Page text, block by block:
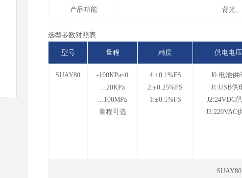
产品功能 背光
选型参数对照表
型号 量程 精度 供电电压
SUAY80
-100KPa~0
...20KPa
...100MPa
量程可选
4:±0.1%FS
2:±0.25%FS
1:±0.5%FS
J0:电池供
J1:USB供
J2:24VDC
J3:220VAC